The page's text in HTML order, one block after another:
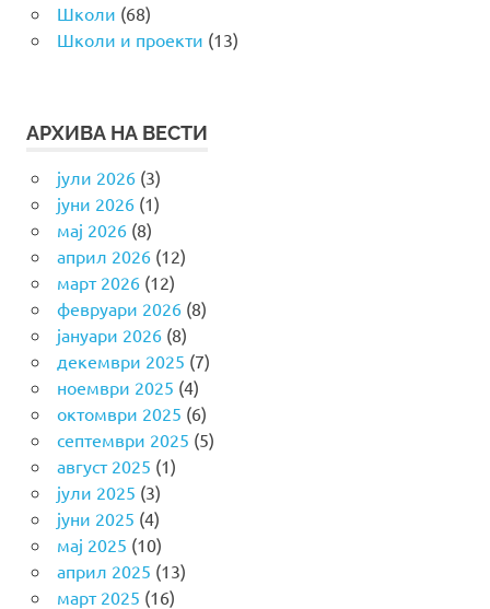
Школи (68)
Школи и проекти (13)
АРХИВА НА ВЕСТИ
јули 2026(3)
јуни 2026(1)
мај 2026(8)
април 2026(12)
март 2026(12)
февруари 2026(8)
јануари 2026(8)
декември 2025 (7)
ноември 2025 (4)
октомври 2025 (6)
септември 2025 (5)
август 2025 (1)
јули 2025 (3)
јуни 2025 (4)
мај 2025 (10)
април 2025 (13)
март 2025 (16)